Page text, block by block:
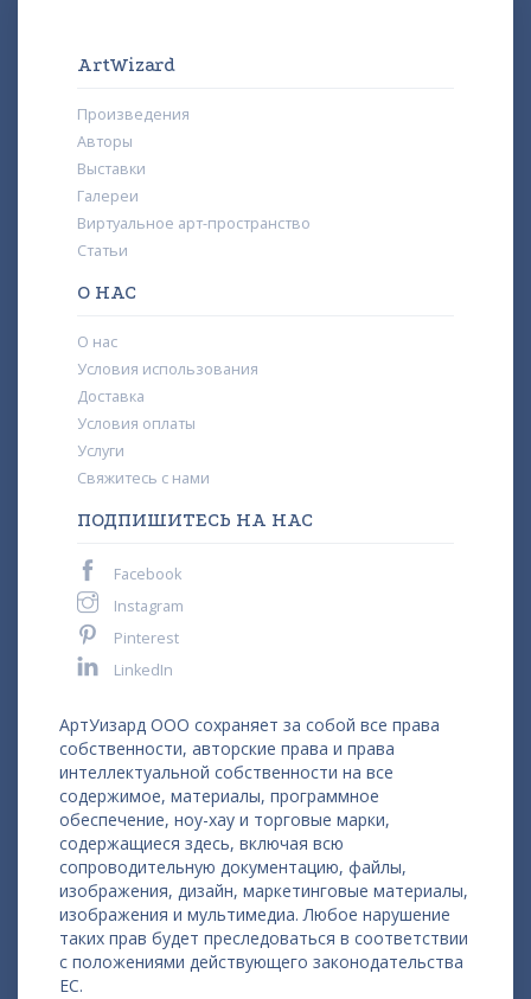
ArtWizard
Произведения
Авторы
Выставки
Галереи
Виртуальное арт-пространство
Статьи
О НАС
О нас
Условия использования
Доставка
Условия оплаты
Услуги
Свяжитесь с нами
ПОДПИШИТЕСЬ НА НАС
Facebook
Instagram
Pinterest
LinkedIn
АртУизард ООО сохраняет за собой все права
собственности, авторские права и права
интеллектуальной собственности на все
содержимое, материалы, программное
обеспечение, ноу-хау и торговые марки,
содержащиеся здесь, включая всю
сопроводительную документацию, файлы,
изображения, дизайн, маркетинговые материалы,
изображения и мультимедиа. Любое нарушение
таких прав будет преследоваться в соответствии
с положениями действующего законодательства
ЕС.